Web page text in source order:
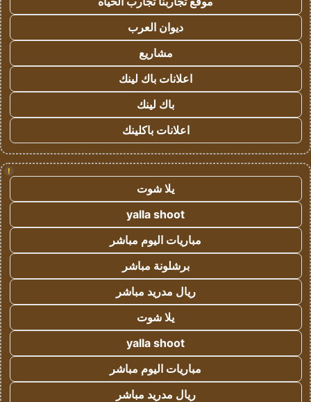
ديوان العرب
مشاريع
اعلانات باك لينك
باك لينك
اعلانات باكلينك
!
يلا شوت
yalla shoot
مباريات اليوم مباشر
برشلونة مباشر
ريال مدريد مباشر
يلا شوت
yalla shoot
مباريات اليوم مباشر
ريال مدريد مباشر